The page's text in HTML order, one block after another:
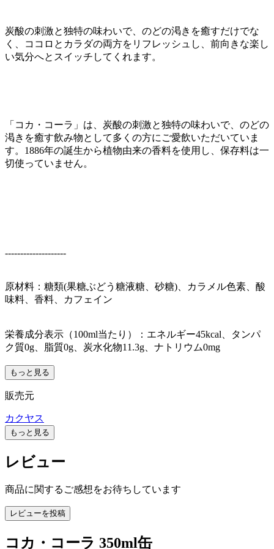
炭酸の刺激と独特の味わいで、のどの渇きを癒すだけでな
く、ココロとカラダの両方をリフレッシュし、前向きな楽し
い気分へとスイッチしてくれます。
「コカ・コーラ」は、炭酸の刺激と独特の味わいで、のどの
渇きを癒す飲み物として多くの方にご愛飲いただいていま
す。1886年の誕生から植物由来の香料を使用し、保存料は一
切使っていません。
--------------------
原材料：糖類(果糖ぶどう糖液糖、砂糖)、カラメル色素、酸
味料、香料、カフェイン
栄養成分表示（100ml当たり）：エネルギー45kcal、タンパ
ク質0g、脂質0g、炭水化物11.3g、ナトリウム0mg
もっと見る
販売元
カクヤス
もっと見る
レビュー
商品に関するご感想をお待ちしています
レビューを投稿
コカ・コーラ 350ml缶